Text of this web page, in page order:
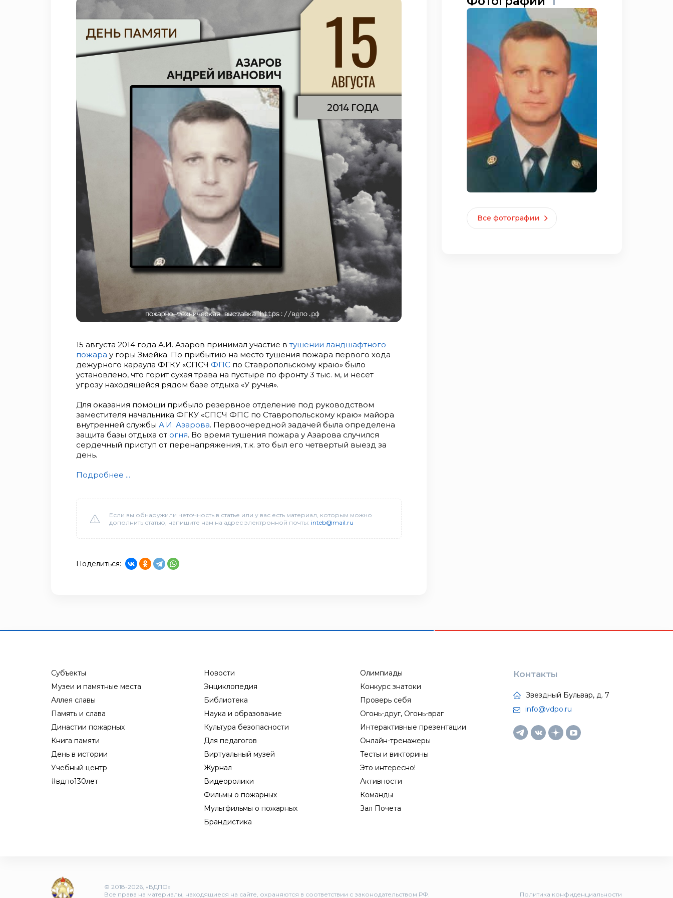
15 августа 2014 года А.И. Азаров принимал участие втушении ландшафтного
пожара у горы Змейка. По прибытию на место тушения пожара первого хода
дежурного караула ФГКУ «СПСЧ ФПС по Ставропольскому краю» было
установлено, что горит сухая трава на пустыре по фронту 3 тыс. м, и несет
угрозу находящейся рядом базе отдыха «У ручья».
Для оказания помощи прибыло резервное отделение под руководством
заместителя начальника ФГКУ «СПСЧ ФПС по Ставропольскому краю» майора
внутренней службы А.И. Азарова. Первоочередной задачей была определена
защита базы отдыха от огня. Во время тушения пожара у Азарова случился
сердечный приступ от перенапряжения, т.к. это был его четвертый выезд за
день.
Подробнее ...
Если вы обнаружили неточность в статье или у вас есть материал, которым можно
дополнить статью, напишите нам на адрес электронной почты: inteb@mail.ru
Поделиться:
Все фотографии
Субъекты
Музеи и памятные места
Аллея славы
Память и слава
Династии пожарных
Книга памяти
День в истории
Учебный центр
#вдпо130лет
Новости
Энциклопедия
Библиотека
Наука и образование
Культура безопасности
Для педагогов
Виртуальный музей
Журнал
Видеоролики
Фильмы о пожарных
Мультфильмы о пожарных
Брандистика
Олимпиады
Конкурс знатоки
Проверь себя
Огонь-друг, Огонь-враг
Интерактивные презентации
Онлайн-тренажеры
Тесты и викторины
Это интересно!
Активности
Команды
Зал Почета
Контакты
Звездный Бульвар, д. 7
info@vdpo.ru
© 2018-2026, «ВДПО»
Все права на материалы, находящиеся на сайте, охраняются в соответствии с законодательством РФ.
Политика конфиденциальности